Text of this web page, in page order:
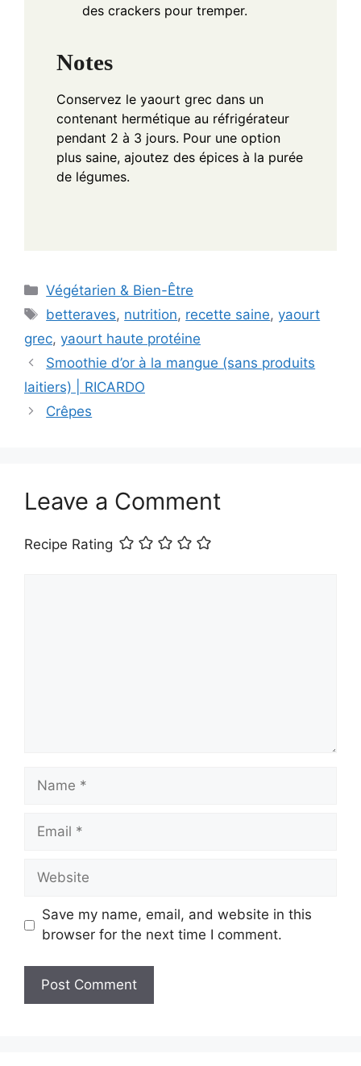
des crackers pour tremper.
Notes
Conservez le yaourt grec dans un
contenant hermétique au réfrigérateur
pendant 2 à 3 jours. Pour une option
plus saine, ajoutez des épices à la purée
de légumes.
Categories
Végétarien & Bien-Être
Tags
betteraves, nutrition, recette saine,yaourt
grec, yaourt haute protéine
Smoothie d’or à la mangue (sans produits
laitiers) | RICARDO
Crêpes
Leave a Comment
Recipe Rating
Name
Email
Website
Save my name, email, and website in this
browser for the next time I comment.